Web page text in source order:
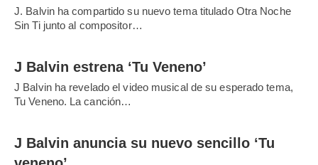
J. Balvin ha compartido su nuevo tema titulado Otra Noche
Sin Ti junto al compositor…
J Balvin estrena ‘Tu Veneno’
J Balvin ha revelado el video musical de su esperado tema,
Tu Veneno. La canción…
J Balvin anuncia su nuevo sencillo ‘Tu